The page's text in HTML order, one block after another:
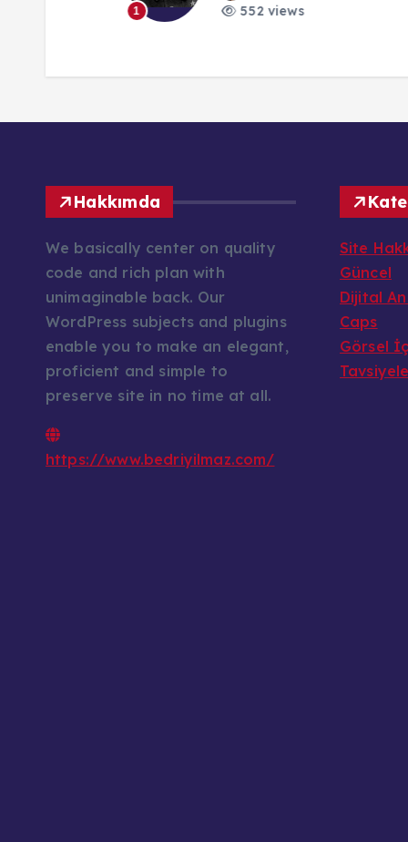
552 views
Hakkımda
We basically center on quality
code and rich plan with
unimaginable back. Our
WordPress subjects and plugins
enable you to make an elegant,
proficient and simple to
preserve site in no time at all.
https://www.bedriyilmaz.com/
Site
Güncel
Dijital
Caps
Görsel